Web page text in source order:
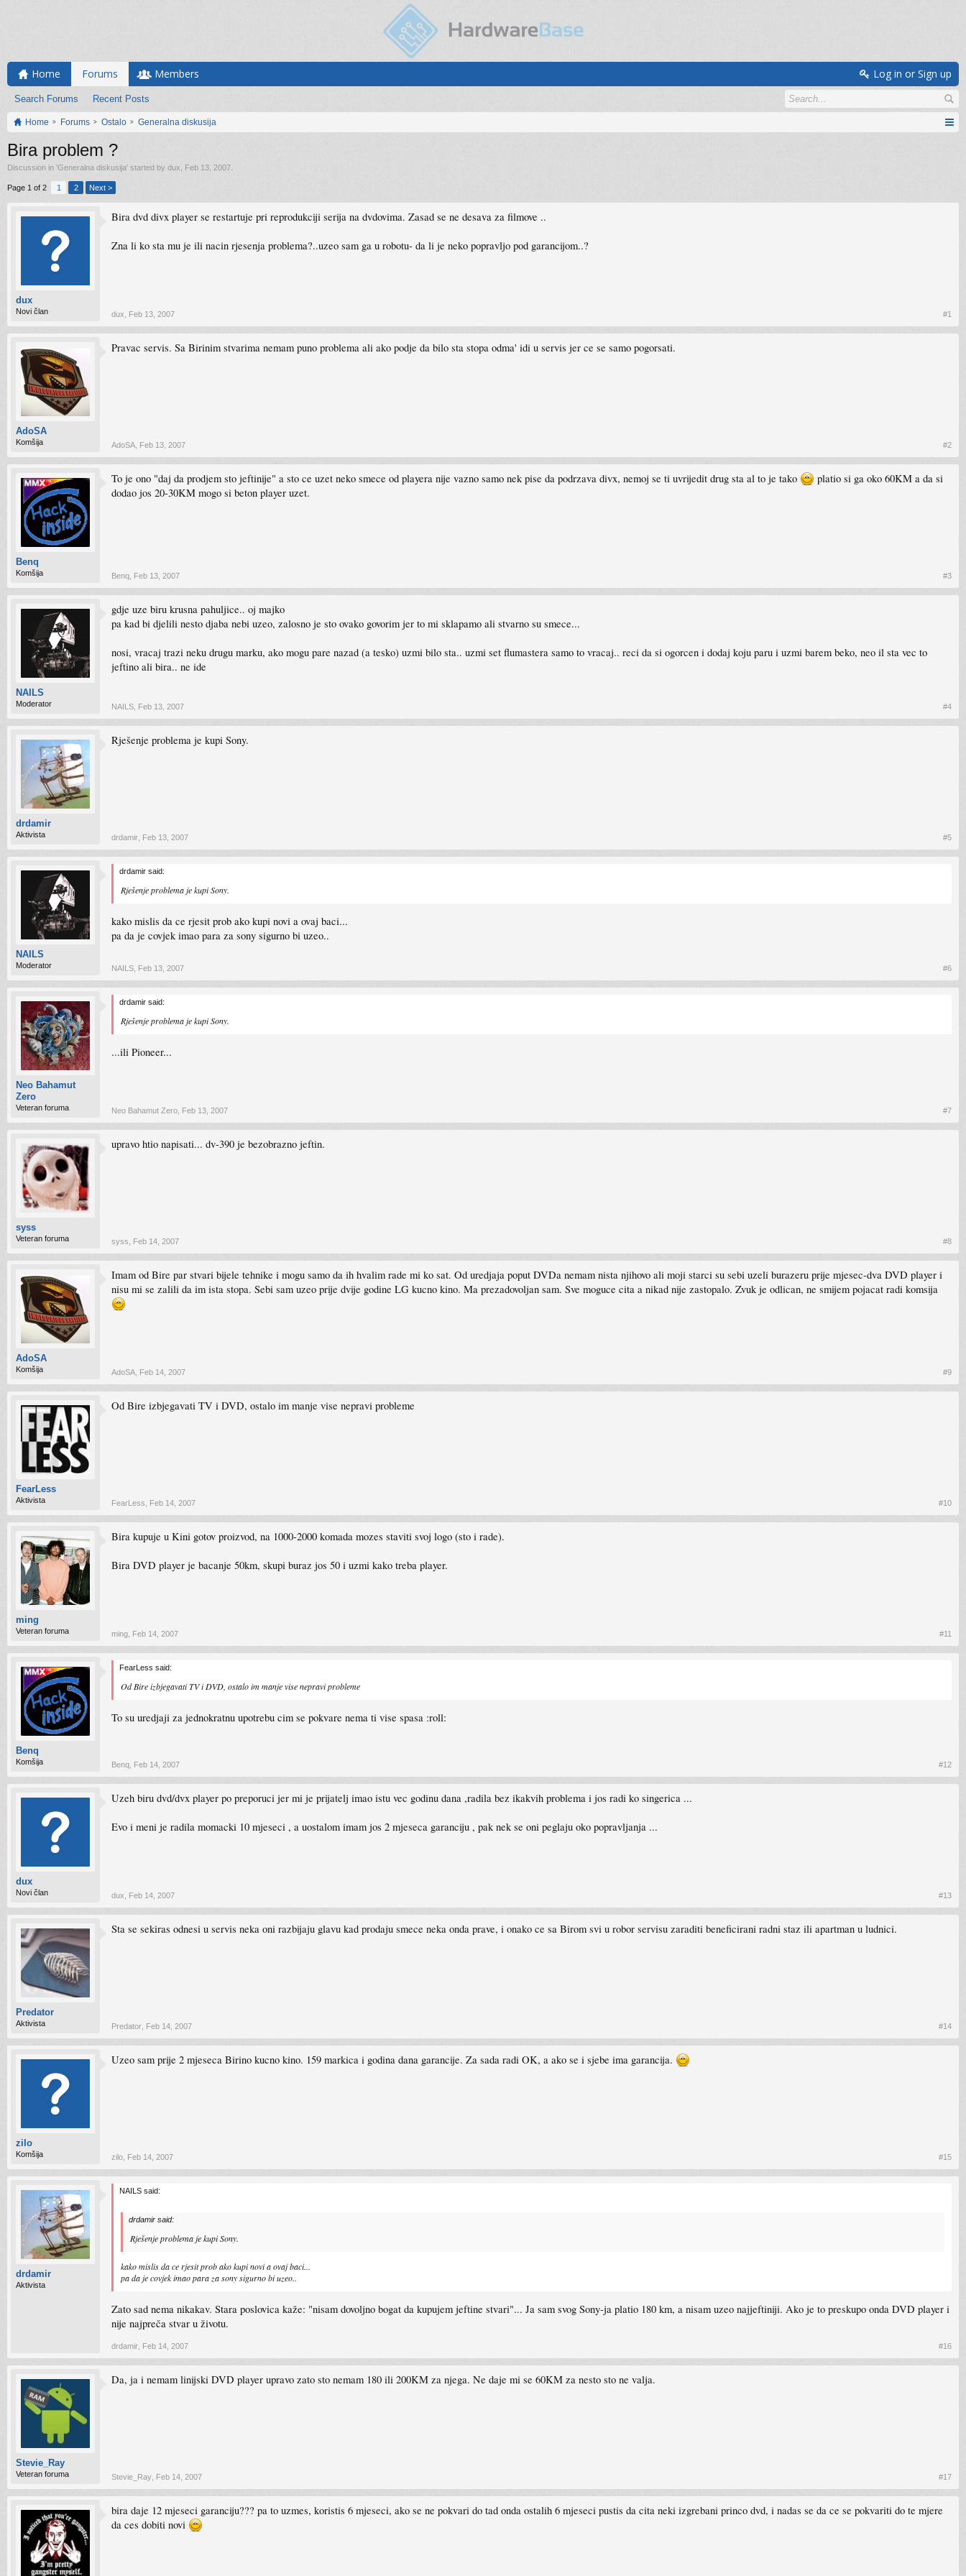
Home Forums
Search Forums Recent Posts
Members Log in or Sign up
Home Forums Ostalo Generalna diskusija
Bira problem ?
Discussion in 'Generalna diskusija' started by dux Feb 13, 2007
Page 1 of 2 1 2 Next >
dux
Novi član
Bira dvd divx player se restartuje pri reprodukciji serija na dvdovima. Zasad se ne desava za filmove ..
Zna li ko sta mu je ili nacin rjesenja problema?..uzeo sam ga u robotu- da li je neko popravljo pod garancijom..?
dux Feb 13, 2007 #1
AdoSA
Komšija
Pravac servis. Sa Birinim stvarima nemam puno problema ali ako podje da bilo sta stopa odma' idi u servis jer ce se samo pogorsati.
AdoSA Feb 13, 2007 #2
Benq
Komšija
To je ono "daj da prodjem sto jeftinije" a sto ce uzet neko smece od playera nije vazno samo nek pise da podrzava divx, nemoj se ti uvrijedit drug sta al to je tako
platio si ga oko 60KM a da si
dodao jos 20-30KM mogo si beton player uzet.
Benq Feb 13, 2007 #3
NAILS
Moderator
gdje uze biru krusna pahuljice.. oj majko
pa kad bi djelili nesto djaba nebi uzeo, zalosno je sto ovako govorim jer to mi sklapamo ali stvarno su smece...
nosi, vracaj trazi neku drugu marku, ako mogu pare nazad (a tesko) uzmi bilo sta.. uzmi set flumastera samo to vracaj.. reci da si ogorcen i dodaj koju paru i uzmi barem beko, neo il sta vec to
jeftino ali bira.. ne ide
NAILS Feb 13, 2007 #4
drdamir
Aktivista
Rješenje problema je kupi Sony.
drdamir Feb 13, 2007 #5
NAILS
Moderator
drdamir said:
Rješenje problema je kupi Sony.
kako mislis da ce rjesit prob ako kupi novi a ovaj baci...
pa da je covjek imao para za sony sigurno bi uzeo..
NAILS Feb 13, 2007 #6
Neo Bahamut
Zero
Veteran foruma
drdamir said:
Rješenje problema je kupi Sony.
...ili Pioneer...
Neo Bahamut Zero Feb 13, 2007 #7
syss
Veteran foruma
upravo htio napisati... dv-390 je bezobrazno jeftin.
syss Feb 14, 2007 #8
AdoSA
Komšija
Imam od Bire par stvari bijele tehnike i mogu samo da ih hvalim rade mi ko sat. Od uredjaja poput DVDa nemam nista njihovo ali moji starci su sebi uzeli burazeru prije mjesec-dva DVD player i
nisu mi se zalili da im ista stopa. Sebi sam uzeo prije dvije godine LG kucno kino. Ma prezadovoljan sam. Sve moguce cita a nikad nije zastopalo. Zvuk je odlican, ne smijem pojacat radi komsija
AdoSA Feb 14, 2007 #9
FearLess
Aktivista
Od Bire izbjegavati TV i DVD, ostalo im manje vise nepravi probleme
FearLess Feb 14, 2007 #10
ming
Veteran foruma
Bira kupuje u Kini gotov proizvod, na 1000-2000 komada mozes staviti svoj logo (sto i rade).
Bira DVD player je bacanje 50km, skupi buraz jos 50 i uzmi kako treba player.
ming Feb 14, 2007 #11
Benq
Komšija
FearLess said:
Od Bire izbjegavati TV i DVD, ostalo im manje vise nepravi probleme
To su uredjaji za jednokratnu upotrebu cim se pokvare nema ti vise spasa :roll:
Benq Feb 14, 2007 #12
dux
Novi član
Uzeh biru dvd/dvx player po preporuci jer mi je prijatelj imao istu vec godinu dana ,radila bez ikakvih problema i jos radi ko singerica ...
Evo i meni je radila momacki 10 mjeseci , a uostalom imam jos 2 mjeseca garanciju , pak nek se oni peglaju oko popravljanja ...
dux Feb 14, 2007 #13
Predator
Aktivista
Sta se sekiras odnesi u servis neka oni razbijaju glavu kad prodaju smece neka onda prave, i onako ce sa Birom svi u robor servisu zaraditi beneficirani radni staz ili apartman u ludnici.
Predator Feb 14, 2007 #14
zilo
Komšija
Uzeo sam prije 2 mjeseca Birino kucno kino. 159 markica i godina dana garancije. Za sada radi OK, a ako se i sjebe ima garancija.
zilo Feb 14, 2007 #15
drdamir
Aktivista
NAILS said:
drdamir said:
Rješenje problema je kupi Sony.
kako mislis da ce rjesit prob ako kupi novi a ovaj baci...
pa da je covjek imao para za sony sigurno bi uzeo..
Zato sad nema nikakav. Stara poslovica kaže: "nisam dovoljno bogat da kupujem jeftine stvari"... Ja sam svog Sony-ja platio 180 km, a nisam uzeo najjeftiniji. Ako je to preskupo onda DVD player i
nije najpreča stvar u životu.
drdamir Feb 14, 2007 #16
Stevie_Ray
Veteran foruma
Da, ja i nemam linijski DVD player upravo zato sto nemam 180 ili 200KM za njega. Ne daje mi se 60KM za nesto sto ne valja.
Stevie_Ray Feb 14, 2007 #17
bira daje 12 mjeseci garanciju??? pa to uzmes, koristis 6 mjeseci, ako se ne pokvari do tad onda ostalih 6 mjeseci pustis da cita neki izgrebani princo dvd, i nadas se da ce se pokvariti do te mjere
da ces dobiti novi